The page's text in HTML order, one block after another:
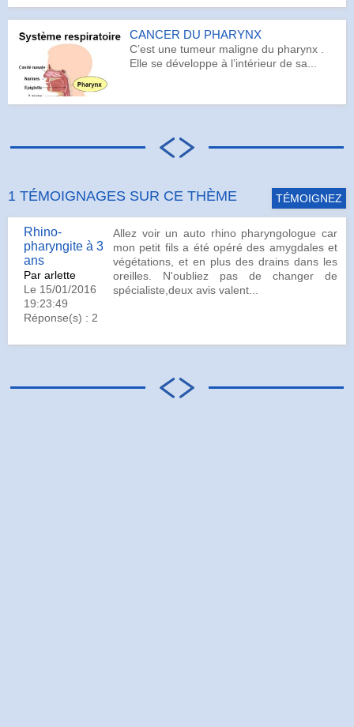
CANCER DU PHARYNX
C’est une tumeur maligne du pharynx .
Elle se développe à l’intérieur de sa...
TÉMOIGNEZ
1 TÉMOIGNAGES SUR CE THÈME
Rhino-
pharyngite à 3
ans
Par arlette
Le 15/01/2016
19:23:49
Réponse(s) : 2
Allez voir un auto rhino pharyngologue car
mon petit fils a été opéré des amygdales et
végétations, et en plus des drains dans les
oreilles. N'oubliez pas de changer de
spécialiste,deux avis valent...